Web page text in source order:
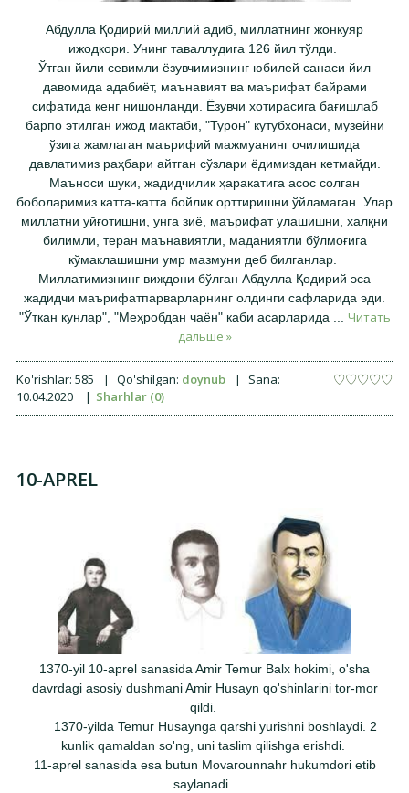
Абдулла Қодирий миллий адиб, миллатнинг жонкуяр
ижодкори. Унинг таваллудига 126 йил тўлди.
Ўтган йили севимли ёзувчимизнинг юбилей санаси йил
давомида адабиёт, маънавият ва маърифат байрами
сифатида кенг нишонланди. Ёзувчи хотирасига бағишлаб
барпо этилган ижод мактаби, "Турон" кутубхонаси, музейни
ўзига жамлаган маърифий мажмуанинг очилишида
давлатимиз раҳбари айтган сўзлари ёдимиздан кетмайди.
Маъноси шуки, жадидчилик ҳаракатига асос солган
боболаримиз катта-катта бойлик орттиришни ўйламаган. Улар
миллатни уйғотишни, унга зиё, маърифат улашишни, халқни
билимли, теран маънавиятли, маданиятли бўлмоғига
кўмаклашишни умр мазмуни деб билганлар.
Миллатимизнинг виждони бўлган Абдулла Қодирий эса
жадидчи маърифатпарварларнинг олдинги сафларида эди.
"Ўткан кунлар", "Меҳробдан чаён" каби асарларида
Читать
дальше »
Ko'rishlar: 585 | Qo'shilgan: doynub |
Sana:
10.04.2020
| Sharhlar (0)
10-APREL
1370-yil 10-aprel sanasida Amir Temur Balx hokimi, o'sha
davrdagi asosiy dushmani Amir Husayn qo'shinlarini tor-mor
qildi.
1370-yilda Temur Husaynga qarshi yurishni boshlaydi. 2
kunlik qamaldan so'ng, uni taslim qilishga erishdi.
11-aprel sanasida esa butun Movarounnahr hukumdori etib
saylanadi.